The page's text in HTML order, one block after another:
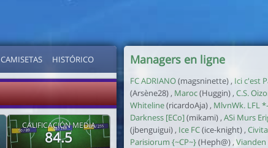
CAMISETAS HISTÓRICO
CALIFICACIÓN MEDIA
84.5
Managers en ligne
FC ADRIANO(magsninette) , Ici c'est
(Arsène28) , Maroc(Huggin) , C.S.
Whiteline(ricardoAja) , MlvnWk. LFL
Darkness [ECo](mikami) , ASi Murs
(jbenguigui) , Ice FC(ice-knight) ,
Parisiorum {~CP~}(Heph@) , Vianden